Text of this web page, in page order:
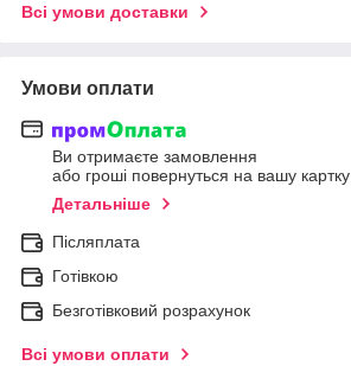
Всі умови доставки
Умови оплати
Ви отримаєте замовлення
або гроші повернуться на вашу картку
Детальніше
Післяплата
Готівкою
Безготівковий розрахунок
Всі умови оплати